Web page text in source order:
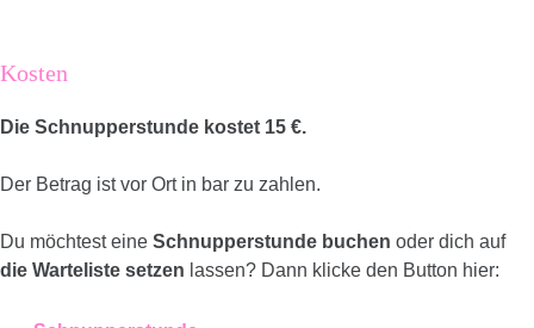
Kosten
Die Schnupperstunde kostet 15 €.
Der Betrag ist vor Ort in bar zu zahlen.
Du möchtest eine Schnupperstunde buchen oder dich auf
die Warteliste setzen lassen? Dann klicke den Button hier: